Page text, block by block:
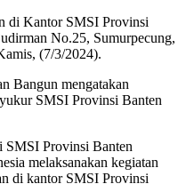
di Kantor SMSI Provinsi
No.25, Sumurpecung,
(7/3/2024).
Bangun mengatakan
SMSI Provinsi Banten
Provinsi Banten
melaksanakan kegiatan
di kantor SMSI Provinsi